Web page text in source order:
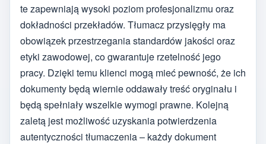
te zapewniają wysoki poziom profesjonalizmu oraz
dokładności przekładów. Tłumacz przysięgły ma
obowiązek przestrzegania standardów jakości oraz
etyki zawodowej, co gwarantuje rzetelność jego
pracy. Dzięki temu klienci mogą mieć pewność, że ich
dokumenty będą wiernie oddawały treść oryginału i
będą spełniały wszelkie wymogi prawne. Kolejną
zaletą jest możliwość uzyskania potwierdzenia
autentyczności tłumaczenia – każdy dokument